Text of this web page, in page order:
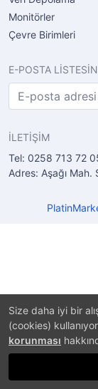
Size daha iyi bir
(cookies)
korunması
Monitörler
Çevre Birimleri
E-POSTA
İLETİŞİM
Tel: 0258 713 72
Adres: Aşağı Mah.